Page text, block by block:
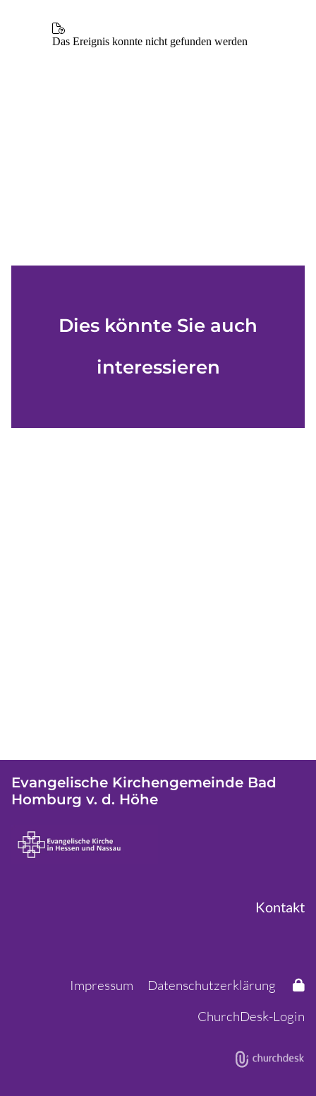
Dies könnte Sie auch
interessieren
Evangelische Kirchengemeinde Bad
Homburg v. d. Höhe
Kontakt
Impressum
Datenschutzerklärung
ChurchDesk-Login